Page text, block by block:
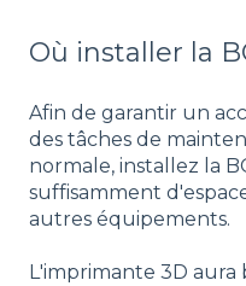
Où installer la
Afin de garantir un
des tâches de
normale, installez la
suffisamment
autres équipements.
L'imprimante 3D aura